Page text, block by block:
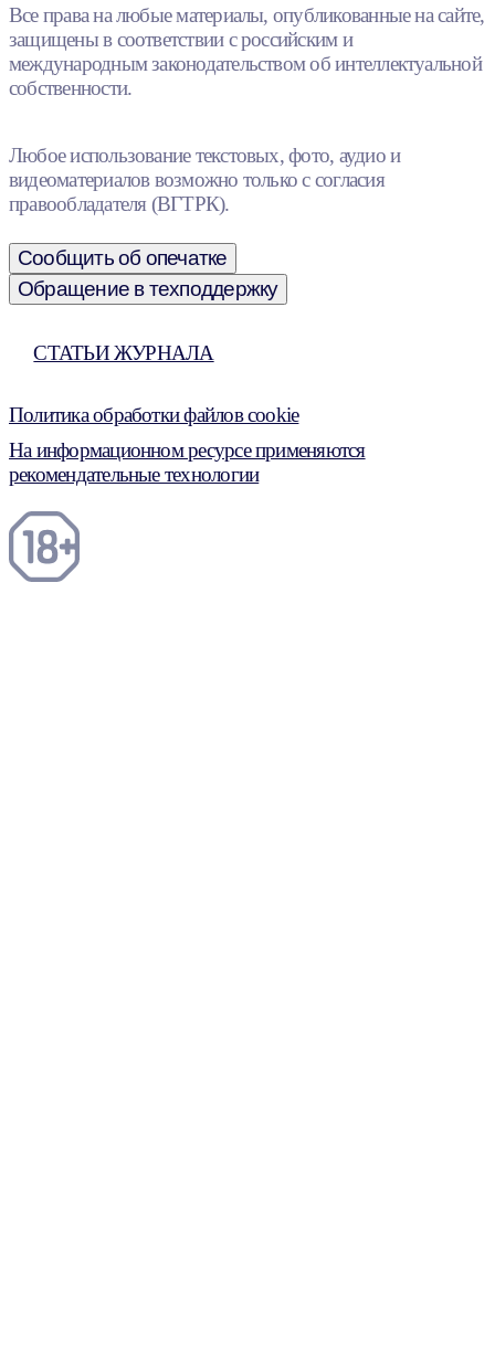
Все права на любые материалы, опубликованные на сайте,
защищены в соответствии с российским и
международным законодательством об интеллектуальной
собственности.
Любое использование текстовых, фото, аудио и
видеоматериалов возможно только с согласия
правообладателя (ВГТРК).
Сообщить об опечатке
Обращение в техподдержку
СТАТЬИ ЖУРНАЛА
Политика обработки файлов cookie
На информационном ресурсе применяются
рекомендательные технологии